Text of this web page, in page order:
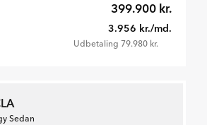
399.900 kr.
3.956 kr./md.
Udbetaling 79.980 kr.
Sedan